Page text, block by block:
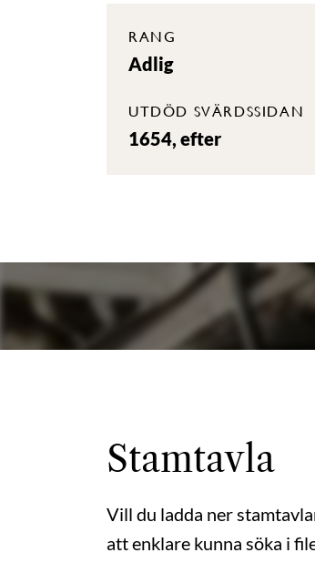
RANG
Adlig
UTDÖD SVÄRDSSIDAN
1654, efter
Stamtavla
Vill du ladda ner
att enklare kunna söka i